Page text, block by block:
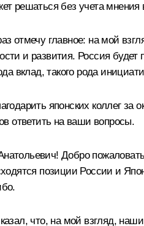
решаться без учета
отмечу главное: на мой
и развития. Россия
вклад, такого рода
японских коллег
ответить на ваши вопросы.
Добро
позиции России и
что, на мой взгляд,